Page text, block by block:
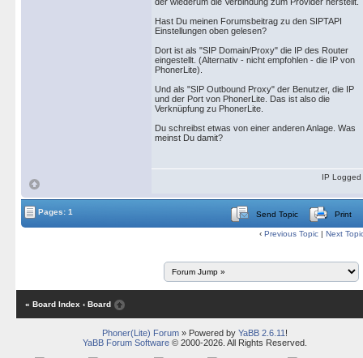
Hast Du meinen Forumsbeitrag zu den SIPTAPI
Einstellungen oben gelesen?
Dort ist als "SIP Domain/Proxy" die IP des Router
eingestellt. (Alternativ - nicht empfohlen - die IP von
PhonerLite).
Und als "SIP Outbound Proxy" der Benutzer, die IP
und der Port von PhonerLite. Das ist also die
Verknüpfung zu PhonerLite.
Du schreibst etwas von einer anderen Anlage. Was
meinst Du damit?
IP Logged
Pages: 1 Send Topic Print
‹ Previous Topic | Next
« Board Index ‹ Board
Phoner(Lite) Forum» Powered by YaBB 2.6.11 !
YaBB Forum Software© 2000-2026. All Rights Reserved.